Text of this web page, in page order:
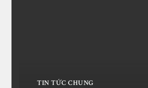
TIN TỨC CHUNG